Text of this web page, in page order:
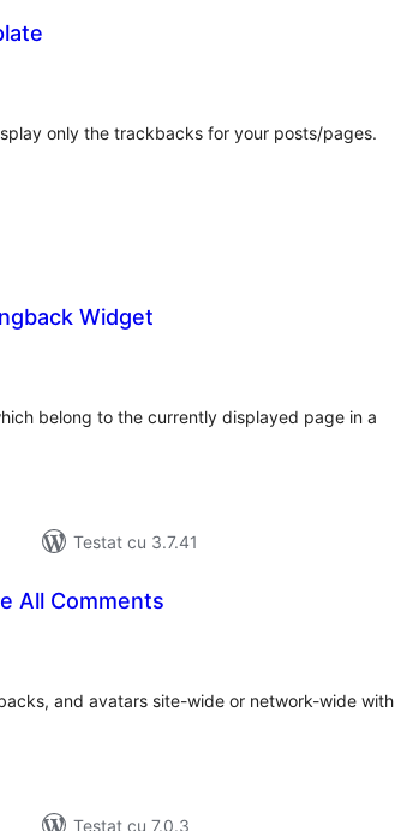
only the trackbacks for your posts/pages.
Widget
belong to the currently displayed page in a
Testat cu 3.7.41
All Comments
and avatars site-wide or network-wide with
Testat cu 7.0.3